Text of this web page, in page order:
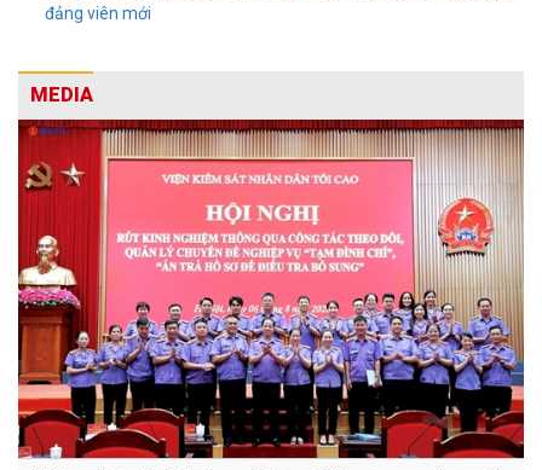
đảng viên mới
MEDIA